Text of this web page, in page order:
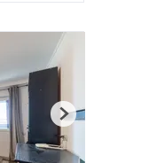
Next